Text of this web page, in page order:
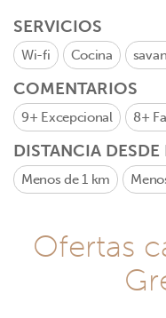
SERVICIOS
Wi-fi Cocina
COMENTARIOS
9+ Excepcional 8+
DISTANCIA DESDE
Menos de 1 km
Ofertas